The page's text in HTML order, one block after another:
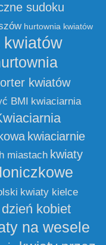
sudoku
hurtownia kwiatów
kwiatów
kwiatów
BMI kwiaciarnia
kwiaciarnie
miastach kwiaty
kwiaty kielce
kobiet
na wesele